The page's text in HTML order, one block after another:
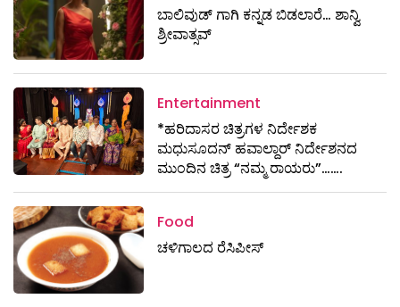
ಬಾಲಿವುಡ್ ಗಾಗಿ ಕನ್ನಡ ಬಿಡಲಾರೆ… ಶಾನ್ವಿ
ಶ್ರೀವಾತ್ಸವ್
Entertainment
*ಹರಿದಾಸರ ಚಿತ್ರಗಳ ನಿರ್ದೇಶಕ
ಮಧುಸೂದನ್ ಹವಾಲ್ದಾರ್ ನಿರ್ದೇಶನದ
ಮುಂದಿನ ಚಿತ್ರ “ನಮ್ಮ ರಾಯರು”…….
Food
ಚಳಿಗಾಲದ ರೆಸಿಪೀಸ್